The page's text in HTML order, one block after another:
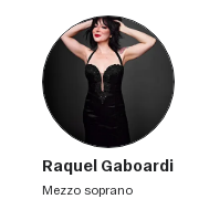
Raquel Gaboardi
mezzo soprano